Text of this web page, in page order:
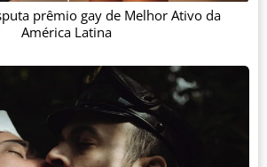
prêmio gay de Melhor Ativo da
América Latina